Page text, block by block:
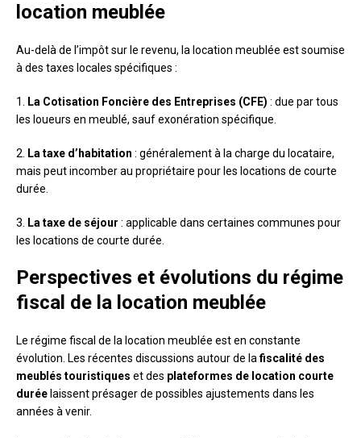
location meublée
Au-delà de l’impôt sur le revenu, la location meublée est soumise
à des taxes locales spécifiques :
1. La Cotisation Foncière des Entreprises (CFE) : due par tous
les loueurs en meublé, sauf exonération spécifique.
2. La taxe d’habitation : généralement à la charge du locataire,
mais peut incomber au propriétaire pour les locations de courte
durée.
3. La taxe de séjour : applicable dans certaines communes pour
les locations de courte durée.
Perspectives et évolutions du régime
fiscal de la location meublée
Le régime fiscal de la location meublée est en constante
évolution. Les récentes discussions autour de lafiscalité des
meublés touristiques et des plateformes de location courte
durée laissent présager de possibles ajustements dans les
années à venir.